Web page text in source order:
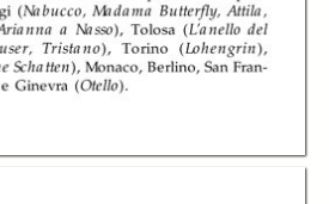
Orchestra del
Teatro Regio di
Torino diretta da
Pinchas Steinberg